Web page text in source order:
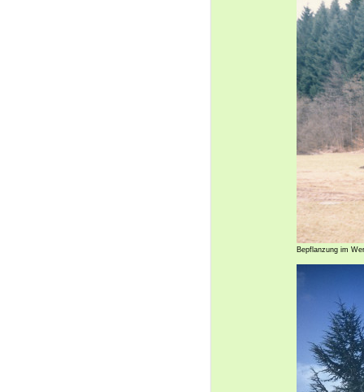
Bepflanzung im